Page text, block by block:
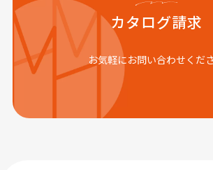
カタログ請求
お気軽にお問い合わせくだ